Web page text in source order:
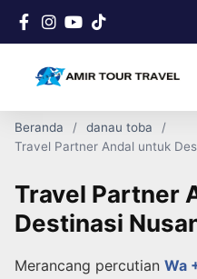
Beranda
danau toba
Travel Partner Andal untuk
Travel Partner
Destinasi
Merancang percutian Wa